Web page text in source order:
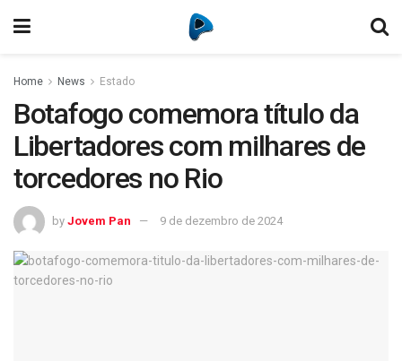
Home News Estado
Botafogo comemora título da
Libertadores com milhares de
torcedores no Rio
by Jovem Pan 9 de dezembro de 2024